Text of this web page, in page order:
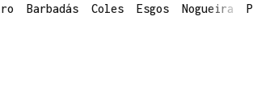
Barbadás Coles Esgos Nogueira